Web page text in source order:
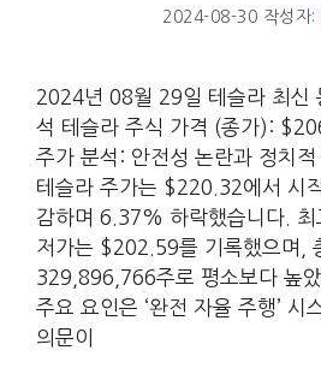
2024-08-30 작성자:
2024년 08월 29일 테슬라 최신
석 테슬라 주식 가격 (종가):
주가 분석: 안전성 논란과 정치
테슬라 주가는 $220.32에서 시
감하며 6.37% 하락했습니다.
저가는 $202.59를 기록했으며,
329,896,766주로 평소보다 높
주요 요인은 ‘완전 자율 주행’ 시
의문이